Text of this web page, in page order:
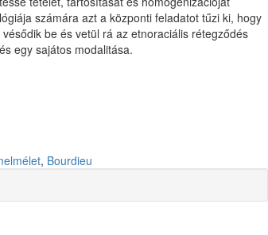
számára azt a központi feladatot tűzi ki, hogy
be és vetül rá az etnoraciális rétegződés
egy sajátos modalitása.
, Bourdieu